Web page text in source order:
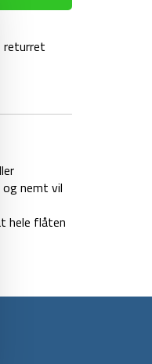
returret
nemt vil
hele flåten